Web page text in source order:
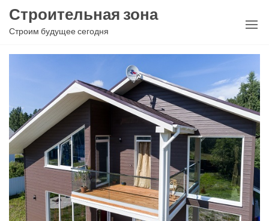
Перейти
Строительная зона
Строим будущее сегодня